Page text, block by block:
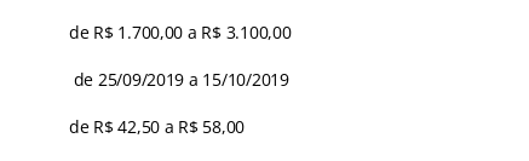
de R$ 1.700,00 a R$ 3.100,00
de 25/09/2019 a 15/10/2019
de R$ 42,50 a R$ 58,00